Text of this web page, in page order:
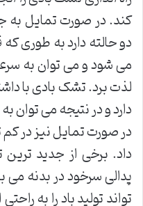
کند. در صورت تمایل به
دو حالته دارد به طوری
می شود و می توان به
لذت برد. تشک بادی با
دارد و در نتیجه می توان
در صورت تمایل نیز در کم
داد. برخی از جدید
پدالی سرخود در بدنه
تواند تولید باد را به